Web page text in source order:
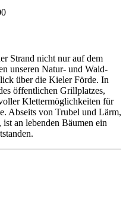
Strand nicht nur auf dem
unseren Natur- und Wald-
über die Kieler Förde. In
öffentlichen Grillplatzes,
Klettermöglichkeiten für
Abseits von Trubel und Lärm,
an lebenden Bäumen ein